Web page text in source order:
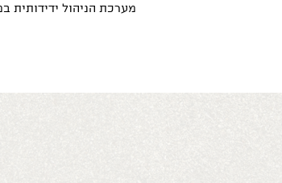
מערכת הניהול ידידותית